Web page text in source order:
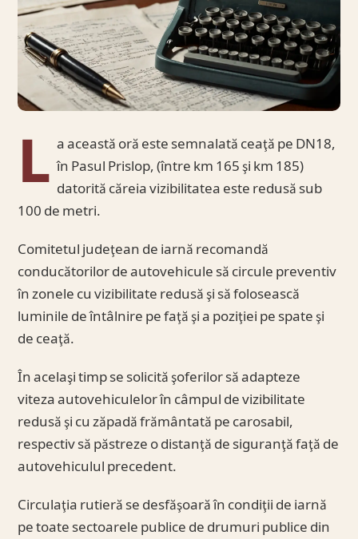
L a această oră este semnalată ceaţă pe DN18,
în Pasul Prislop, (între km 165 şi km 185)
datorită căreia vizibilitatea este redusă sub
100 de metri.
Comitetul judeţean de iarnă recomandă
conducătorilor de autovehicule să circule preventiv
în zonele cu vizibilitate redusă şi să folosească
luminile de întâlnire pe faţă şi a poziţiei pe spate şi
de ceaţă.
În acelaşi timp se solicită şoferilor să adapteze
viteza autovehiculelor în câmpul de vizibilitate
redusă şi cu zăpadă frământată pe carosabil,
respectiv să păstreze o distanţă de siguranţă faţă de
autovehiculul precedent.
Circulaţia rutieră se desfăşoară în condiţii de iarnă
pe toate sectoarele publice de drumuri publice din